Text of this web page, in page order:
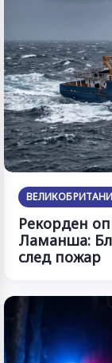
Рекорден
Ламанша:
след пожар